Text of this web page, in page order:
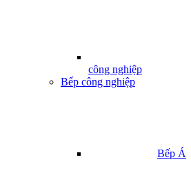
công nghiệp
Bếp công nghiệp
Bếp Á